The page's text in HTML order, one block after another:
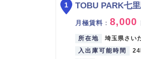
TOBU PARK七
月極賃料 ： 8,000
所在地
埼玉県さい
入出庫可能時間
24
1